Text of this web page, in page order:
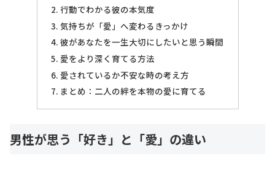
行動でわかる彼の本気度
気持ちが「愛」へ変わるきっかけ
彼があなたを一生大切にしたいと思う瞬間
愛をより深く育てる方法
愛されているか不安な時の考え方
まとめ：二人の絆を本物の愛に育てる
男性が思う「好き」と「愛」の違い